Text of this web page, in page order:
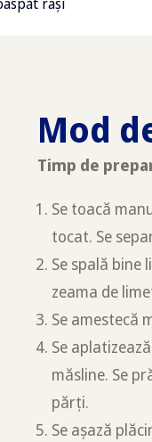
rași
Mod
Timp de
Se toacă
tocat. Se
Se spală bine
zeama de
Se amestecă
Se
măsline. Se
părți.
Se așază